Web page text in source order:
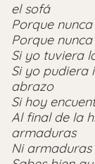
el sofá
Porque
Porque
Si yo tuviera
Si yo pudiera
abrazo
Si hoy
Al final de la
armaduras
Ni armaduras